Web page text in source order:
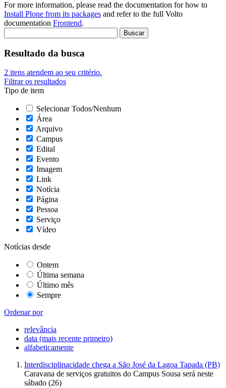
For more information, please read the documentation for how to
Install Plone from its packages and refer to the full Volto
documentation Frontend.
Resultado da busca
2 itens atendem ao seu critério.
Filtrar os resultados
Tipo de item
Selecionar Todos/Nenhum
Área
Arquivo
Campus
Edital
Evento
Imagem
Link
Notícia
Página
Pessoa
Serviço
Vídeo
Notícias desde
Ontem
Última semana
Último mês
Sempre
Ordenar por
relevância
data (mais recente primeiro)
alfabeticamente
Interdisciplinacidade chega a São José da Lagoa Tapada (PB)
Caravana de serviços gratuitos do Campus Sousa será neste
sábado (26)